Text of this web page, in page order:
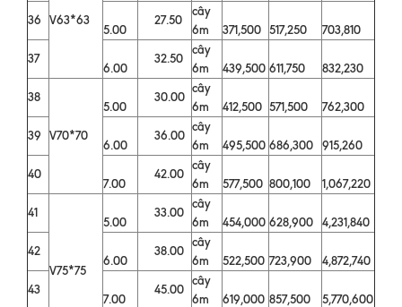
V63*63
36
5.00
27.50
cây
6m
371,500 517,250
703,810
37
6.00
32.50
cây
6m
439,500 611,750
832,230
38
V70*70
5.00
30.00
cây
6m
412,500 571,500
762,300
39
6.00
36.00
cây
6m
495,500 686,300
915,260
40
7.00
42.00
cây
6m
577,500 800,100
1,067,220
41
V75*75
5.00
33.00
cây
6m
454,000 628,900
4,231,840
42
6.00
38.00
cây
6m
522,500 723,900
4,872,740
43
7.00
45.00
cây
6m
619,000 857,500
5,770,600